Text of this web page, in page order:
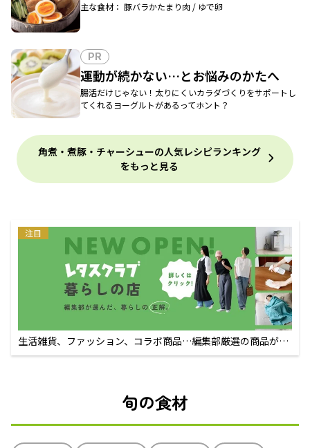
主な食材： 豚バラかたまり肉 / ゆで卵
PR
運動が続かない…とお悩みのかたへ
腸活だけじゃない！太りにくいカラダづくりをサポートし
てくれるヨーグルトがあるってホント？
角煮・煮豚・チャーシューの人気レシピランキング
をもっと見る
注目
生活雑貨、ファッション、コラボ商品…編集部厳選の商品が買
えるECサイト
旬の食材